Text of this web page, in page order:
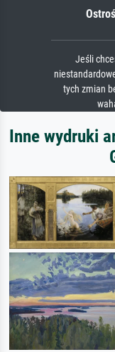
Jeśli
tych zmian
Inne wydruki